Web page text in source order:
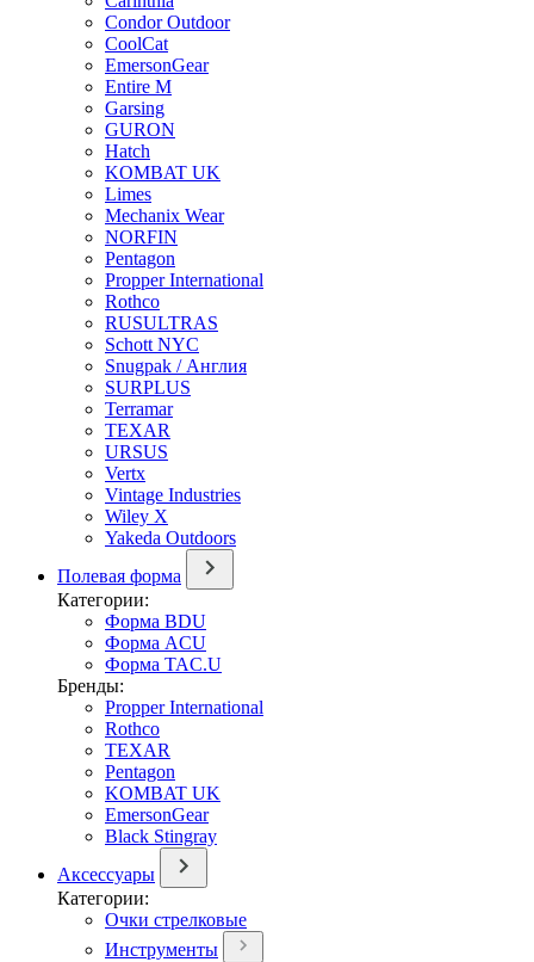
Condor Outdoor
CoolCat
EmersonGear
Entire M
Garsing
GURON
Hatch
KOMBAT UK
Limes
Mechanix Wear
NORFIN
Pentagon
Propper International
Rothco
RUSULTRAS
Schott NYC
Snugpak / Англия
SURPLUS
Terramar
TEXAR
URSUS
Vertx
Vintage Industries
Wiley X
Yakeda Outdoors
Полевая форма
Категории:
Форма BDU
Форма ACU
Форма TAC.U
Бренды:
Propper International
Rothco
TEXAR
Pentagon
KOMBAT UK
EmersonGear
Black Stingray
Аксессуары
Категории:
Очки стрелковые
Инструменты